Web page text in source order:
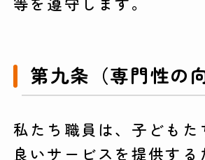
第九条（専門性の
私たち職員は、子どもた
良いサービスを提供する